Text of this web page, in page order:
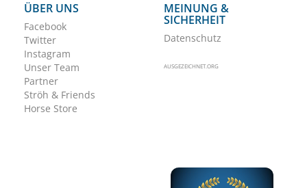
ÜBER UNS
Facebook
Twitter
Instagram
Unser Team
Partner
Ströh & Friends
Horse Store
MEINUNG &
SICHERHEIT
Datenschutz
AUSGEZEICHNET.ORG